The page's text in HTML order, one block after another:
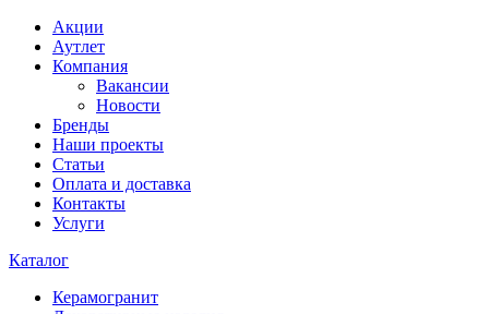
Акции
Аутлет
Компания
Вакансии
Новости
Бренды
Наши проекты
Статьи
Оплата и доставка
Контакты
Услуги
Каталог
Керамогранит